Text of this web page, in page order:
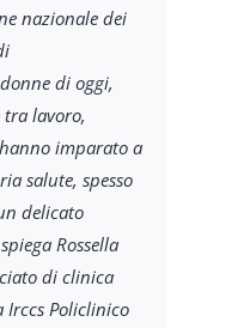
nazionale dei
di oggi,
tra lavoro,
imparato a
salute, spesso
delicato
Rossella
di clinica
Irccs Policlinico